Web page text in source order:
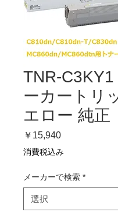
TNR-C3KY1
ーカートリ
エロー 純正
￥15,940価
格
消費税込み
メーカーで検索 *